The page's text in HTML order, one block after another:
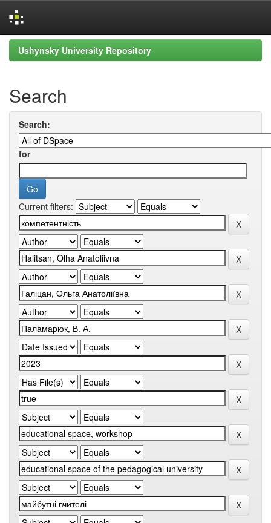
Skip
navigation
Ushynsky University Repository
Search
Search:
for
Current filters: